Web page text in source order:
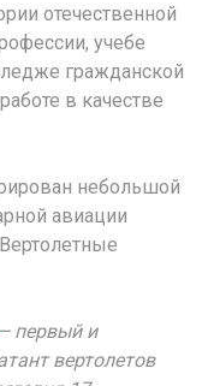
отечественной
учебе
гражданской
в качестве
небольшой
авиации
первый и
вертолетов